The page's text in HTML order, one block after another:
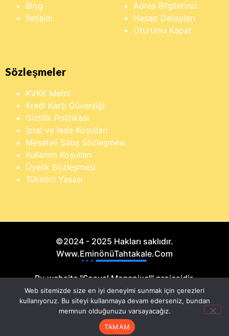
Blog
İletişim
Adres Bilgileriniz
Hesap Detayları
Oturumu Kapat
Sözleşmeler
KVKK Metni
Kredi Kartı Güvenliği
Gizlilik Politikası
İptal ve İade Koşulları
Mesafeli Satış Sözleşmesi
Kullanım Koşulları
Üyelik Sözleşmesi
Tüketici Yasası
Hesabım Sipariş Takip
©2024 - 2025 Hakları saklıdır.
Www.EminönüTahtakale.Com
Bu website "Sosyal Megapixel" projesidir.
Web sitemizde size en iyi deneyimi sunmak için çerezleri
kullanıyoruz. Bu siteyi kullanmaya devam ederseniz, bundan
memnun olduğunuzu varsayacağız.
TAMAM